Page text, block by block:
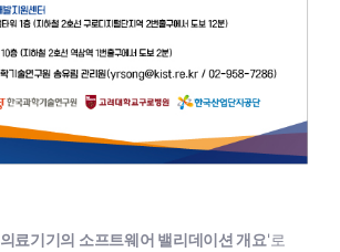
의료기기의 소프트웨어 밸리데이션 개요'로